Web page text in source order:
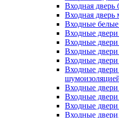
Входная дверь
Входная дверь
Входные
Входные
Входные двери
Входные
Входные двери
Входные
Входные
Входные
Входные
Входные